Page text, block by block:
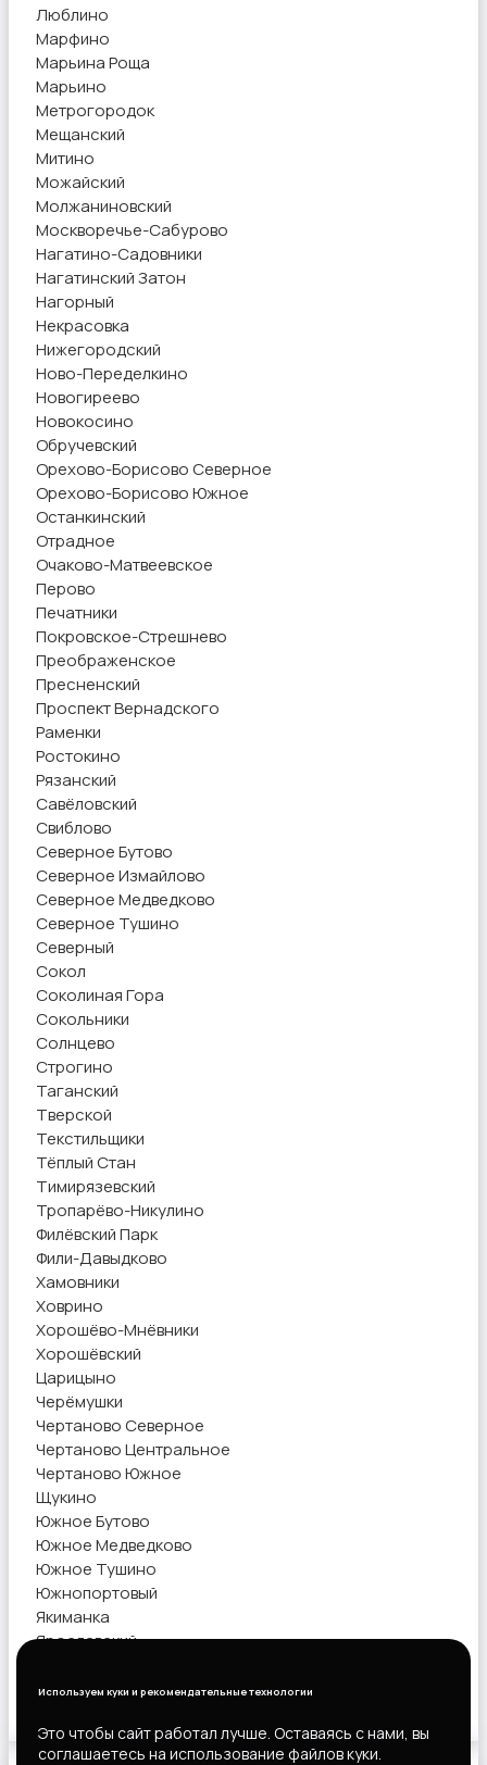
Используем куки и рекомендательные технологии
Это чтобы сайт работал лучше. Оставаясь с нами, вы
соглашаетесь на использование файлов куки.
Люблино
Марфино
Марьина Роща
Марьино
Метрогородок
Мещанский
Митино
Можайский
Молжаниновский
Москворечье-Сабурово
Нагатино-Садовники
Нагатинский Затон
Нагорный
Некрасовка
Нижегородский
Ново-Переделкино
Новогиреево
Новокосино
Обручевский
Орехово-Борисово Северное
Орехово-Борисово Южное
Останкинский
Отрадное
Очаково-Матвеевское
Перово
Печатники
Покровское-Стрешнево
Преображенское
Пресненский
Проспект Вернадского
Раменки
Ростокино
Рязанский
Савёловский
Свиблово
Северное Бутово
Северное Измайлово
Северное Медведково
Северное Тушино
Северный
Сокол
Соколиная Гора
Сокольники
Солнцево
Строгино
Таганский
Тверской
Текстильщики
Тёплый Стан
Тимирязевский
Тропарёво-Никулино
Филёвский Парк
Фили-Давыдково
Хамовники
Ховрино
Хорошёво-Мнёвники
Хорошёвский
Царицыно
Черёмушки
Чертаново Северное
Чертаново Центральное
Чертаново Южное
Щукино
Южное Бутово
Южное Медведково
Южное Тушино
Южнопортовый
Якиманка
Ярославский
Показать объявления